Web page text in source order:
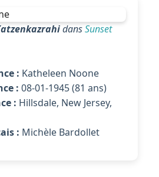
dansSunset
: Katheleen Noone
: 08-01-1945 (81 ans)
: Hillsdale, New Jersey,
: Michèle Bardollet